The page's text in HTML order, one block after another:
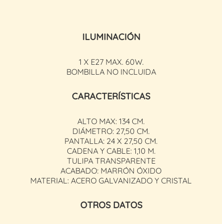
ILUMINACIÓN
1 X E27 MAX. 60W.
BOMBILLA NO INCLUIDA
CARACTERÍSTICAS
ALTO MAX: 134 CM.
DIÁMETRO: 27,50 CM.
PANTALLA: 24 X 27,50 CM.
CADENA Y CABLE: 1,10 M.
TULIPA TRANSPARENTE
ACABADO: MARRÓN ÓXIDO
MATERIAL: ACERO GALVANIZADO Y CRISTAL
OTROS DATOS